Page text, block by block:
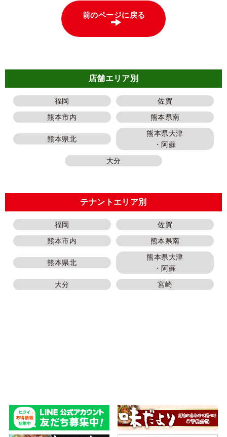
前のページに戻る
店舗エリア別
福岡
佐賀
熊本市内
熊本県南
熊本県北
熊本県大津
・阿蘇
大分
テナントエリア別
福岡
佐賀
熊本市内
熊本県南
熊本県北
熊本県大津
・阿蘇
大分
宮崎